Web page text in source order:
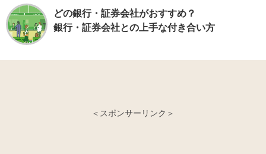
どの銀行・証券会社がおすすめ？
銀行・証券会社との上手な付き合い方
＜スポンサーリンク＞